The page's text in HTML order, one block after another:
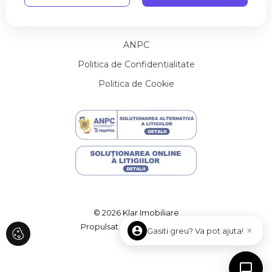
Terenuri de vanzare in Cluj-Napoca
Terenuri de vanzare in Cluj-Napoca Sopor
Terenuri de vanzare in Cluj-Napoca Andrei Muresanu
Terenuri de vanzare in Ciurila
Spatii birouri de vanzare
Spatii birouri de vanzare in Cluj-Napoca
Spatii birouri de vanzare in Cluj-Napoca Iris
Spatii comerciale de vanzare
Spatii comerciale de vanzare in Cluj-Napoca
ANPC
Politica de Confidentialitate
Politica de Cookie
© 2026 Klar Imobiliare
Propulsat de
ImmoFlux
Gasiti greu? Va pot ajuta! ×